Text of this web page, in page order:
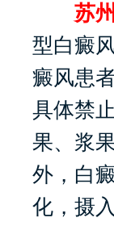
苏
型白癜
癜风患
具体禁
果、浆
外，白
化，摄